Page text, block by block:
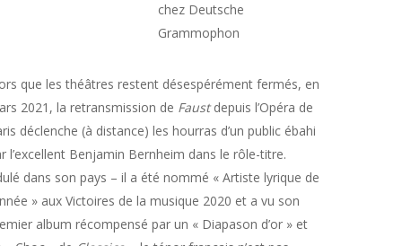
chez Deutsche
Grammophon
que les théâtres restent désespérément fermés, en
2021, la retransmission de Faustdepuis l’Opéra de
déclenche (à distance) les hourras d’un public ébahi
l’excellent Benjamin Bernheim dans le rôle-titre.
dans son pays – il a été nommé « Artiste lyrique de
» aux Victoires de la musique 2020 et a vu son
album récompensé par un « Diapason d’or » et